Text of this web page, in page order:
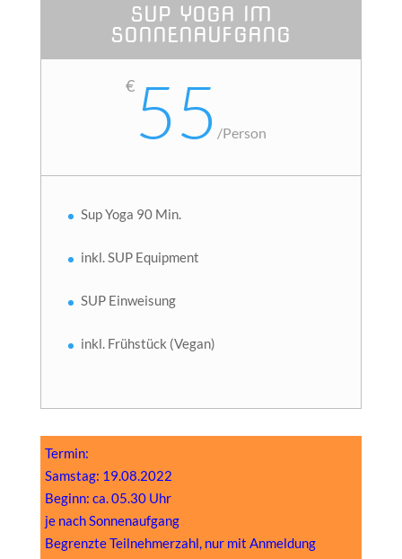
SUP YOGA IM
SONNENAUFGANG
€ 55 /Person
Sup Yoga 90 Min.
inkl. SUP Equipment
SUP Einweisung
inkl. Frühstück (Vegan)
Termin:
Samstag: 19.08.2022
Beginn: ca. 05.30 Uhr
je nach Sonnenaufgang
Begrenzte Teilnehmerzahl, nur mit Anmeldung